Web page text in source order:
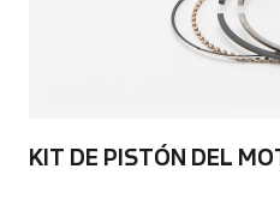
KIT DE PISTÓN DEL